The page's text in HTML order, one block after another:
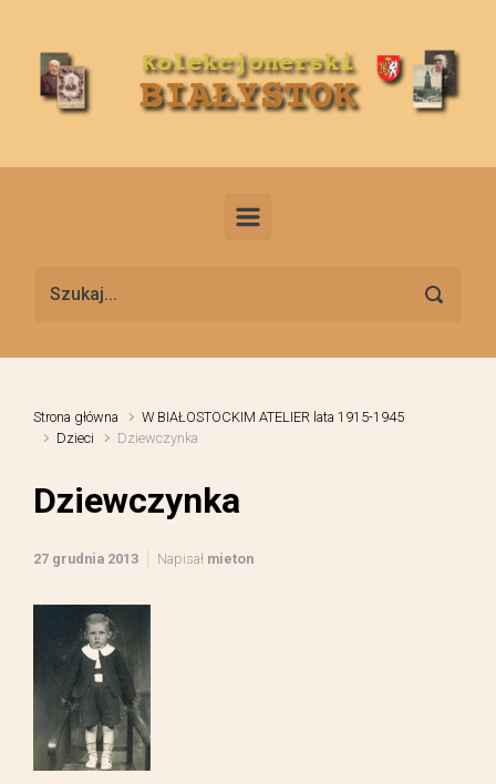
Strona główna
W BIAŁOSTOCKIM ATELIER lata 1915-1945
Dzieci
Dziewczynka
Dziewczynka
27 grudnia 2013 Napisał mieton